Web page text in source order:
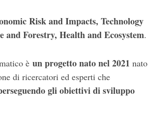
Risk and Impacts, Technology
Forestry, Health and Ecosystem.
è un progetto nato nel 2021 nato
di ricercatori ed esperti che
gli obiettivi di sviluppo